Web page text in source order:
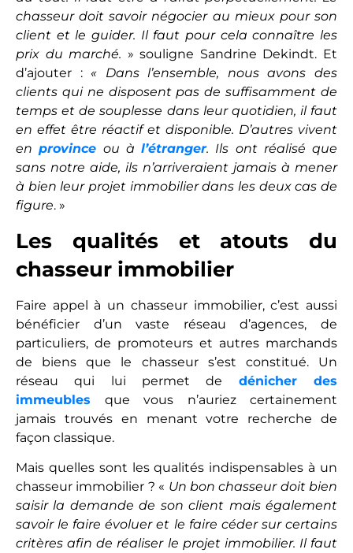
chasseur doit savoir négocier au mieux pour son
client et le guider. Il faut pour cela connaître les
prix du marché. » souligne Sandrine Dekindt. Et
d’ajouter : « Dans l’ensemble, nous avons des
clients qui ne disposent pas de suffisamment de
temps et de souplesse dans leur quotidien, il faut
en effet être réactif et disponible. D’autres vivent
enprovince ou à l’étranger. Ils ont réalisé que
sans notre aide, ils n’arriveraient jamais à mener
à bien leur projet immobilier dans les deux cas de
figure. »
Les qualités et atouts du
chasseur immobilier
Faire appel à un chasseur immobilier, c’est aussi
bénéficier d’un vaste réseau d’agences, de
particuliers, de promoteurs et autres marchands
de biens que le chasseur s’est constitué. Un
réseau qui lui permet de dénicher des
immeubles que vous n’auriez certainement
jamais trouvés en menant votre recherche de
façon classique.
Mais quelles sont les qualités indispensables à un
chasseur immobilier ? « Un bon chasseur doit bien
saisir la demande de son client mais également
savoir le faire évoluer et le faire céder sur certains
critères afin de réaliser le projet immobilier. Il faut